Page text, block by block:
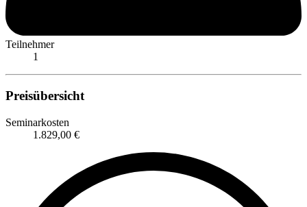
Teilnehmer
1
Preisübersicht
Seminarkosten
1.829,00 €